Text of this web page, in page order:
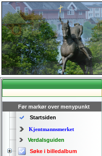
Før markør over menypunkt
Startsiden
Kjentmannsmerket
Verdalsguiden
Søke i billedalbum